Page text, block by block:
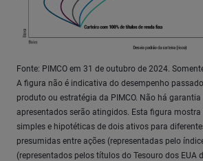
Fonte: PIMCO em 31 de outubro de 2024.
A figura não é indicativa do desempenho
produto ou estratégia da PIMCO. Não há
apresentados serão atingidos. Esta figura
simples e hipotéticas de dois ativos para
presumidas entre ações (representadas pelo
(representados pelos títulos do Tesouro dos EUA